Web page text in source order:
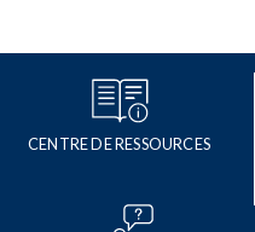
CENTRE DE RESSOURCES